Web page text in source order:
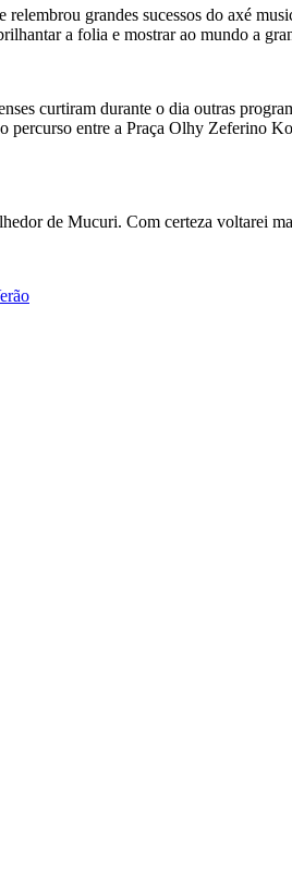
grandes sucessos do axé
a folia e mostrar ao mundo a
curtiram durante o dia outras
percurso entre a Praça Olhy Zeferino
de Mucuri. Com certeza voltarei